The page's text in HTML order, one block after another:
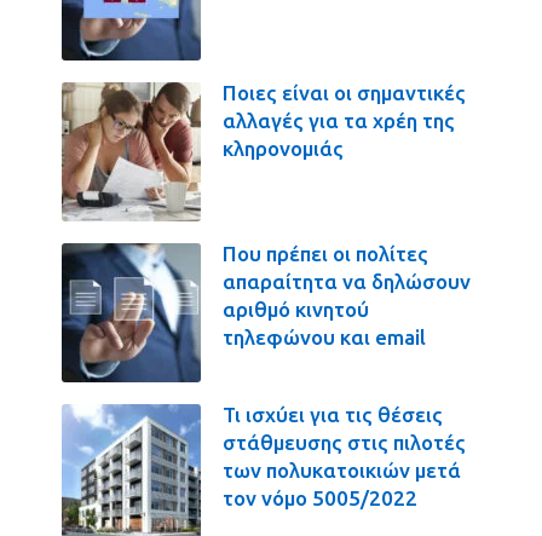
Ποιες είναι οι σημαντικές
αλλαγές για τα χρέη της
κληρονομιάς
Που πρέπει οι πολίτες
απαραίτητα να δηλώσουν
αριθμό κινητού
τηλεφώνου και email
Τι ισχύει για τις θέσεις
στάθμευσης στις πιλοτές
των πολυκατοικιών μετά
τον νόμο 5005/2022